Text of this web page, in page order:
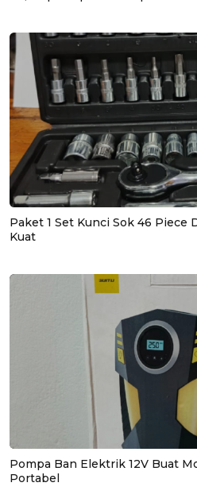
Paket 1 Set Kunci Sok 46 Piece
Kuat
Pompa Ban Elektrik 12V Buat
Portabel